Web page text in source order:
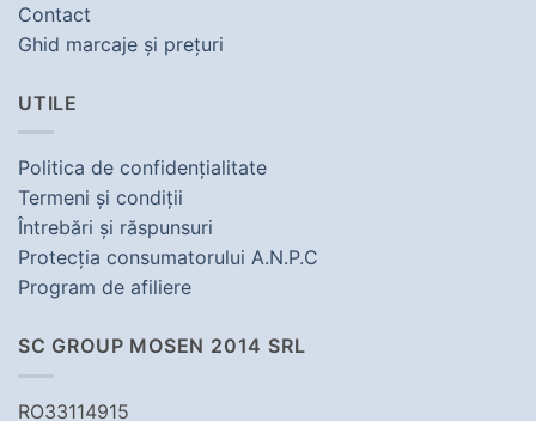
Contact
Ghid marcaje şi preţuri
UTILE
Politica de confidenţialitate
Termeni şi condiţii
Întrebări şi răspunsuri
Protecţia consumatorului A.N.P.C
Program de afiliere
SC GROUP MOSEN 2014 SRL
RO33114915